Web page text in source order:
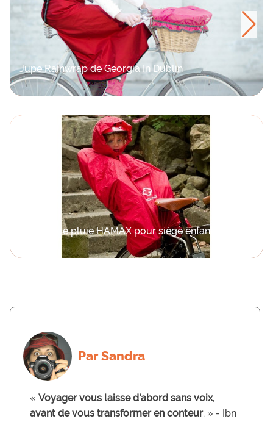
Jupe Rainwrap de Georgia In Dublin
Poncho de pluie HAMAX pour siège enfant
Par Sandra
« Voyager vous laisse d'abord sans voix,
avant de vous transformer en conteur. » - Ibn